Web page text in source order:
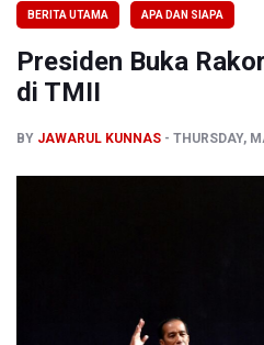
KPK Minta Bambang
BERITA UTAMA APA DAN SIAPA
Presiden Buka
di TMII
BY JAWARUL KUNNAS THURSDAY,